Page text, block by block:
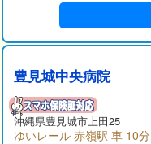
豊見城中央病院
沖縄県豊見城市上田25
ゆいレール 赤嶺駅 車 10分